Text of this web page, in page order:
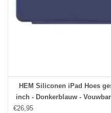
HEM Siliconen iPad Hoes
inch - Donkerblauw -
€26,95